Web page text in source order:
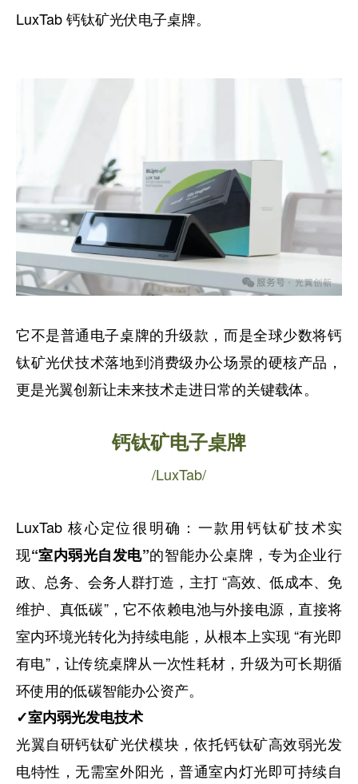
LuxTab 钙钛矿光伏电子桌牌。
它不是普通电子桌牌的升级款，而是全球少数将钙
钛矿光伏技术落地到消费级办公场景的硬核产品，
更是光翼创新让未来技术走进日常的关键载体。
钙钛矿电子桌牌
/LuxTab/
LuxTab 核心定位很明确：一款用钙钛矿技术实
现“室内弱光自发电”的智能办公桌牌，专为企业行
政、总务、会务人群打造，主打 “高效、低成本、免
维护、真低碳”，它不依赖电池与外接电源，直接将
室内环境光转化为持续电能，从根本上实现 “有光即
有电”，让传统桌牌从一次性耗材，升级为可长期循
环使用的低碳智能办公资产。
✓室内弱光发电技术
光翼自研钙钛矿光伏模块，依托钙钛矿高效弱光发
电特性，无需室外阳光，普通室内灯光即可持续自